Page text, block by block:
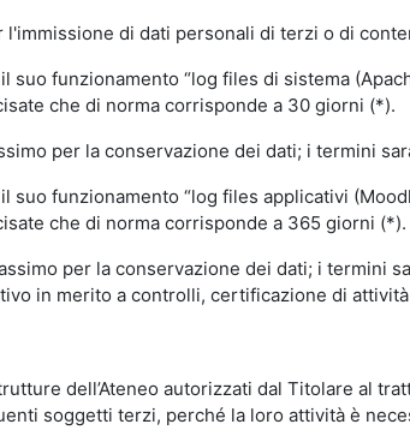
di dati personali di terzi o di
funzionamento “log files di sistema
che di norma corrisponde a 30 giorni (*).
per la conservazione dei dati; i termini
funzionamento “log files applicativi
che di norma corrisponde a 365 giorni (*).
per la conservazione dei dati; i termini
in merito a controlli, certificazione di
dell’Ateneo autorizzati dal Titolare al
soggetti terzi, perché la loro attività è